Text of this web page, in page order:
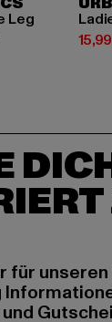
Leg
EUR 44,99
für